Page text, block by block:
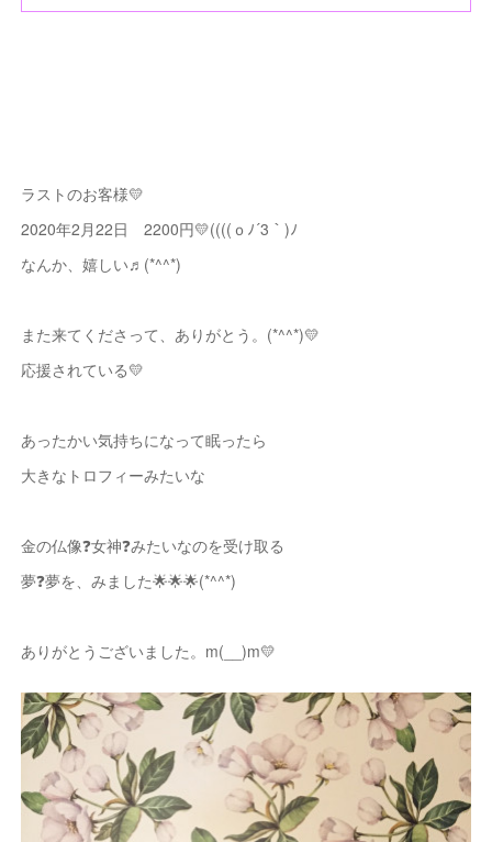
ラストのお客様💛
2020年2月22日 2200円💛((((ｏﾉ´3｀)ﾉ
なんか、嬉しい♬(*^^*)
また来てくださって、ありがとう。(*^^*)💛
応援されている💛
あったかい気持ちになって眠ったら
大きなトロフィーみたいな
金の仏像❓女神❓みたいなのを受け取る
夢❓夢を、みました🌟🌟🌟(*^^*)
ありがとうございました。m(__)m💛